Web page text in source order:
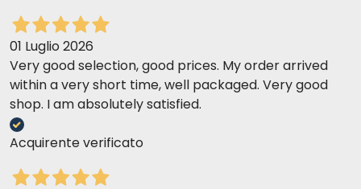
01 Luglio 2026
Very good selection, good prices. My order arrived
within a very short time, well packaged. Very good
shop. I am absolutely satisfied.
Acquirente verificato